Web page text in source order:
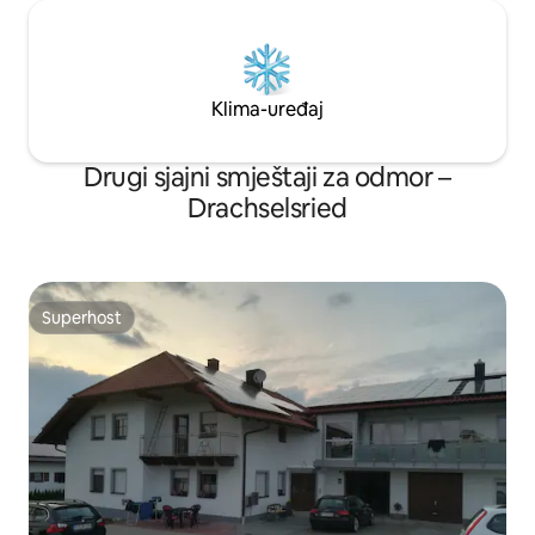
Klima-uređaj
Drugi sjajni smještaji za odmor –
Drachselsried
Superhost
Superhost